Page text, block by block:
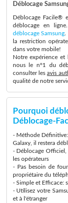
Déblocage
Déblocage Facile®
déblocage en
déblocage Samsung
la restriction
dans votre mobile!
Notre expérience
nous le n°1 du
consulter lesavis
qualité de notre
Pourquoi
Déblocage-
- Méthode
Galaxy, il restera
- Déblocage
les opérateurs
- Pas besoin de
propriétaire du
- Simple et Efficace:
- Utilisez votre
et à l'étranger